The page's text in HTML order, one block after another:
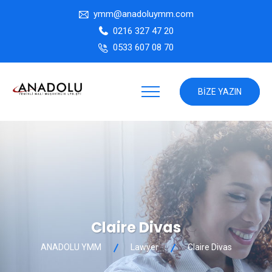
ymm@anadoluymm.com
0216 327 47 20
0533 607 08 70
BIZE YAZIN
Claire Divas
ANADOLU YMM Lawyer Claire Divas